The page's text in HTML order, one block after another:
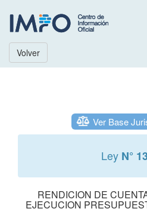
Volver
Ver Base
Ley N°
RENDICION DE
EJECUCION